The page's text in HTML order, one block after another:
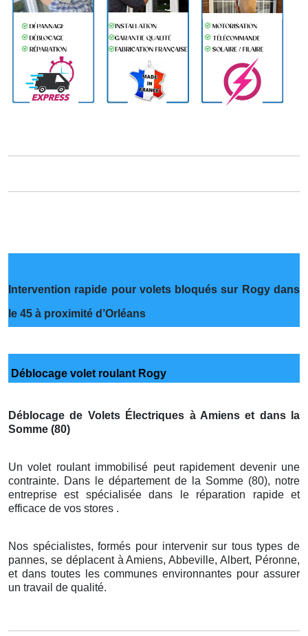
Intervention rapide pour volets bloqués sur Rogy dans
le 45 à proximité d’Orléans
Déblocage volet roulant Rogy
Déblocage de Volets Électriques à Amiens et dans la
Somme (80)
Un volet roulant immobilisé peut rapidement devenir une
contrainte. Dans le département de la Somme (80), notre
entreprise est spécialisée dans le réparation rapide et
efficace de vos stores .
Nos spécialistes, formés pour intervenir sur tous types de
pannes, se déplacent à Amiens, Abbeville, Albert, Péronne,
et dans toutes les communes environnantes pour assurer
un travail de qualité.